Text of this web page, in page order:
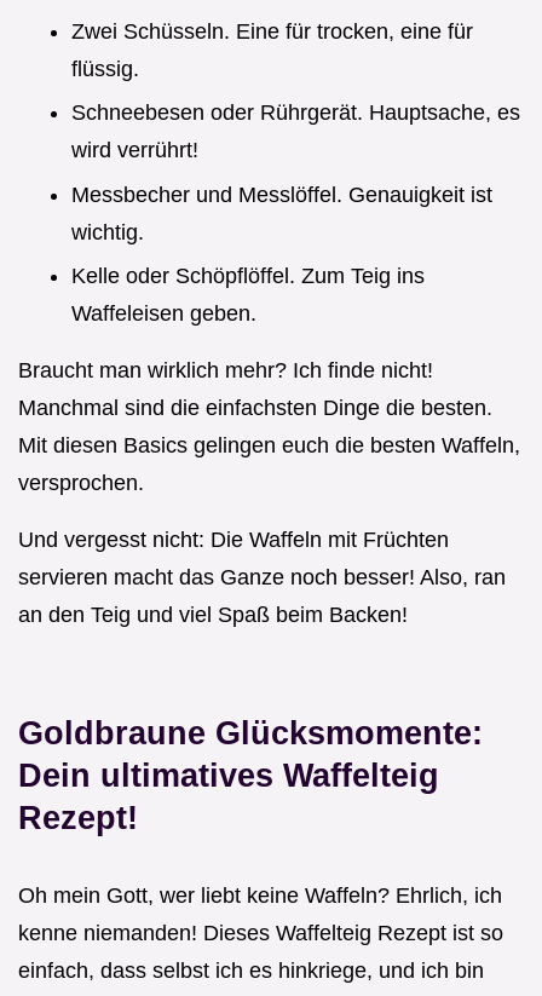
Zwei Schüsseln. Eine für trocken, eine für
flüssig.
Schneebesen oder Rührgerät. Hauptsache, es
wird verrührt!
Messbecher und Messlöffel. Genauigkeit ist
wichtig.
Kelle oder Schöpflöffel. Zum Teig ins
Waffeleisen geben.
Braucht man wirklich mehr? Ich finde nicht!
Manchmal sind die einfachsten Dinge die besten.
Mit diesen Basics gelingen euch die besten Waffeln,
versprochen.
Und vergesst nicht: Die Waffeln mit Früchten
servieren macht das Ganze noch besser! Also, ran
an den Teig und viel Spaß beim Backen!
Goldbraune Glücksmomente:
Dein ultimatives Waffelteig
Rezept!
Oh mein Gott, wer liebt keine Waffeln? Ehrlich, ich
kenne niemanden! Dieses Waffelteig Rezept ist so
einfach, dass selbst ich es hinkriege, und ich bin